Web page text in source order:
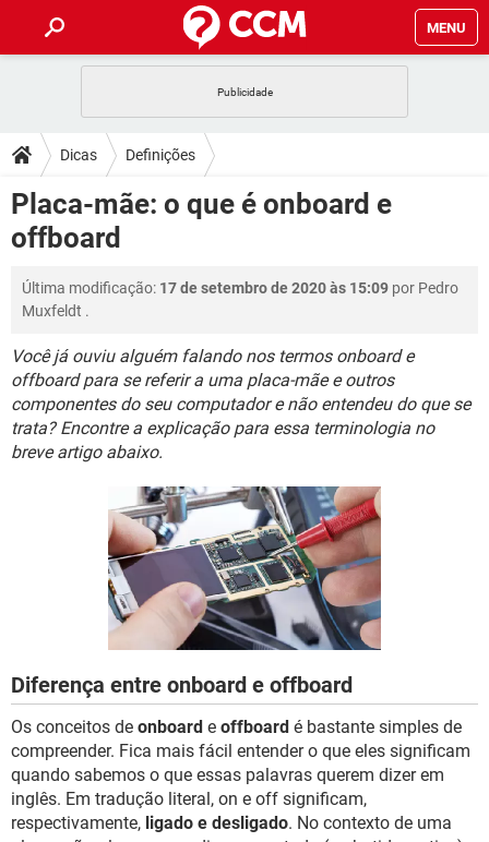
MENU
CELULAR
OUTLOOK EXCEL
INSTAGRAM
DICAS
JOGOS
CELULAR FACEBOOK
INSTAGRAM GMAIL
DOWNLOADS
JOGOS
OUTLOOK
INSTAGRAM GMAIL
GUIA DE COMPRAS
FÓRUM
JOGOS WHATSAPP
OUTLOOK EXCEL
INSTAGRAM GMAIL
GUIA DE COMPRAS
GLOSSÁRIO
JOGOS WHATSAPP
CELULAR FACEBOOK
OUTLOOK EXCEL
INSTAGRAM
Dicas Definições
Placa-mãe: o que é onboard e
offboard
Última modificação: 17 de setembro de 2020 às 15:09 por Pedro
Muxfeldt .
Você já ouviu alguém falando nos termos onboard e
offboard para se referir a uma placa-mãe e outros
componentes do seu computador e não entendeu do que se
trata? Encontre a explicação para essa terminologia no
breve artigo abaixo.
Diferença entre onboard e offboard
Os conceitos de onboard e offboard é bastante simples de
compreender. Fica mais fácil entender o que eles significam
quando sabemos o que essas palavras querem dizer em
inglês. Em tradução literal, on e off significam,
respectivamente, ligado e desligado. No contexto de uma